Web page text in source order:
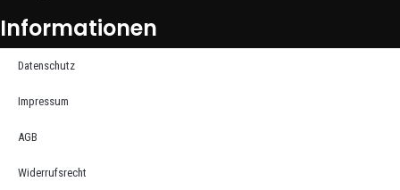
Informationen
Datenschutz
Impressum
AGB
Widerrufsrecht